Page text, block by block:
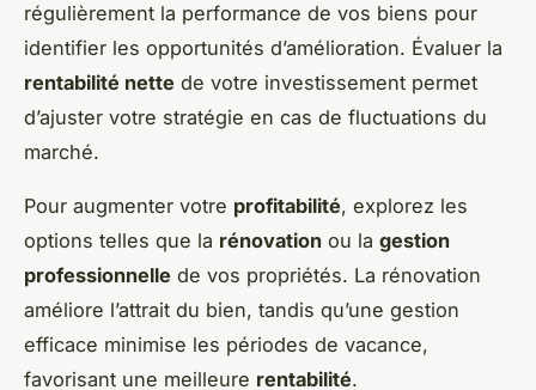
régulièrement la performance de vos biens pour
identifier les opportunités d’amélioration. Évaluer la
rentabilité nette de votre investissement permet
d’ajuster votre stratégie en cas de fluctuations du
marché.
Pour augmenter votre profitabilité, explorez les
options telles que la rénovation ou la gestion
professionnelle de vos propriétés. La rénovation
améliore l’attrait du bien, tandis qu’une gestion
efficace minimise les périodes de vacance,
favorisant une meilleure rentabilité.